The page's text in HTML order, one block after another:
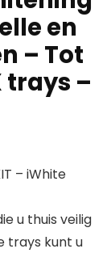
en
– Tot
trays –
– iWhite
u thuis veilig
trays kunt u